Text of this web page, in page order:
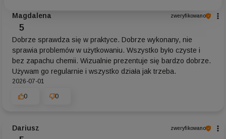
Magdalena zweryfikowano
5
Dobrze sprawdza się w praktyce. Dobrze wykonany, nie
sprawia problemów w użytkowaniu. Wszystko było czyste i
bez zapachu chemii. Wizualnie prezentuje się bardzo dobrze.
Używam go regularnie i wszystko działa jak trzeba.
2026-07-01
0 0
Dariusz zweryfikowano